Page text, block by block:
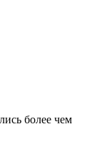
более чем